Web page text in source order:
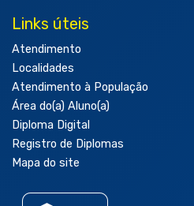
Links úteis
Atendimento
Localidades
Atendimento à População
Área do(a) Aluno(a)
Diploma Digital
Registro de Diplomas
Mapa do site